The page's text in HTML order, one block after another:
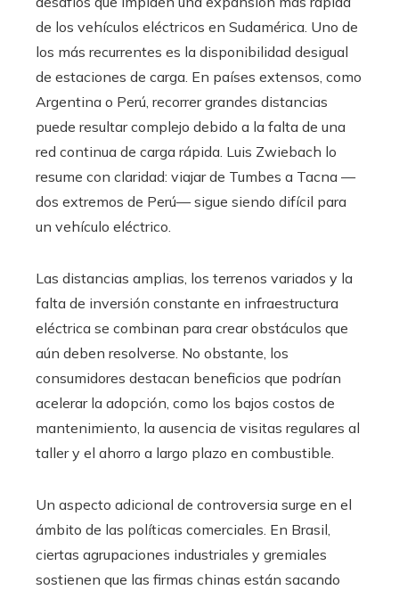
de los vehículos eléctricos en Sudamérica. Uno de
los más recurrentes es la disponibilidad desigual
de estaciones de carga. En países extensos, como
Argentina o Perú, recorrer grandes distancias
puede resultar complejo debido a la falta de una
red continua de carga rápida. Luis Zwiebach lo
resume con claridad: viajar de Tumbes a Tacna —
dos extremos de Perú— sigue siendo difícil para
un vehículo eléctrico.
Las distancias amplias, los terrenos variados y la
falta de inversión constante en infraestructura
eléctrica se combinan para crear obstáculos que
aún deben resolverse. No obstante, los
consumidores destacan beneficios que podrían
acelerar la adopción, como los bajos costos de
mantenimiento, la ausencia de visitas regulares al
taller y el ahorro a largo plazo en combustible.
Un aspecto adicional de controversia surge en el
ámbito de las políticas comerciales. En Brasil,
ciertas agrupaciones industriales y gremiales
sostienen que las firmas chinas están sacando